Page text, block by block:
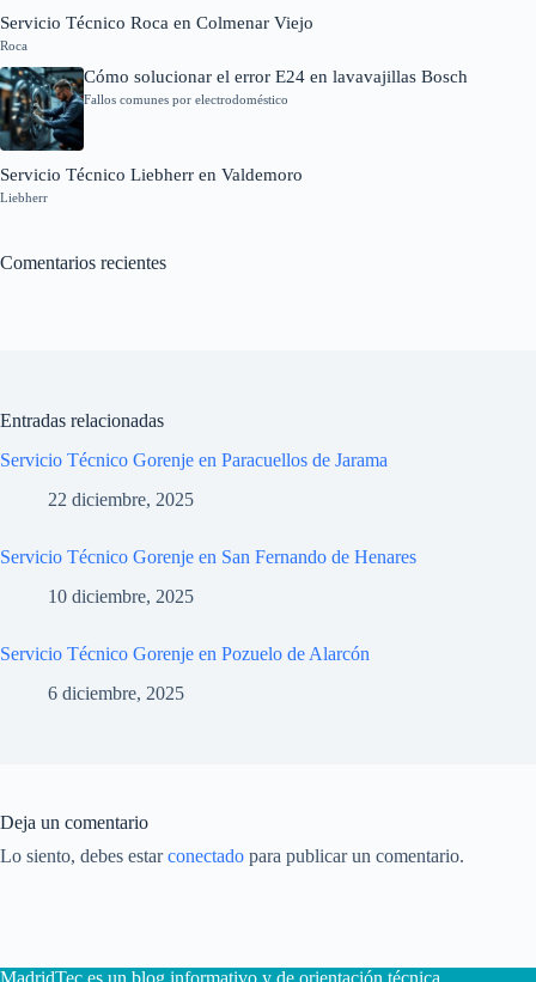
Servicio Técnico Roca en Colmenar Viejo
Roca
Cómo solucionar el error E24 en lavavajillas Bosch
Fallos comunes por electrodoméstico
Servicio Técnico Liebherr en Valdemoro
Liebherr
Comentarios recientes
Entradas relacionadas
Servicio Técnico Gorenje en Paracuellos de Jarama
22 diciembre, 2025
Servicio Técnico Gorenje en San Fernando de Henares
10 diciembre, 2025
Servicio Técnico Gorenje en Pozuelo de Alarcón
6 diciembre, 2025
Deja un comentario
Lo siento, debes estarconectado para publicar un comentario.
MadridTec es un blog informativo y de orientación técnica